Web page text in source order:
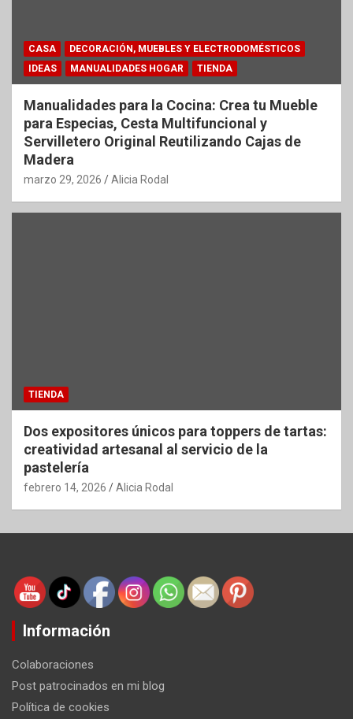
CASA
DECORACIÓN, MUEBLES Y ELECTRODOMÉSTICOS
IDEAS
MANUALIDADES HOGAR TIENDA
Manualidades para la Cocina: Crea tu Mueble
para Especias, Cesta Multifuncional y
Servilletero Original Reutilizando Cajas de
Madera
marzo 29, 2026 Alicia Rodal
TIENDA
Dos expositores únicos para toppers de tartas:
creatividad artesanal al servicio de la
pastelería
febrero 14, 2026 Alicia Rodal
Información
Colaboraciones
Post patrocinados en mi blog
Política de cookies